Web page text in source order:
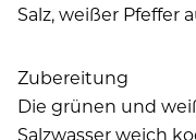
Salz, weißer Pfeffer
Zubereitung
Die grünen und
Salzwasser weich